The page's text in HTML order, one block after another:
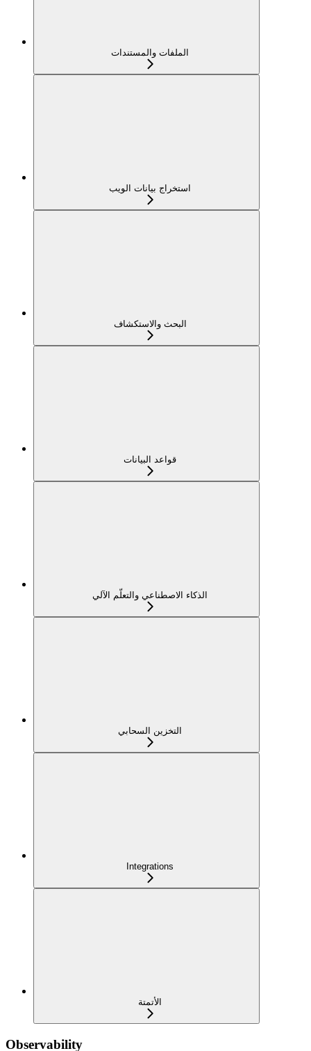
الملفات والمستندات
استخراج بيانات الويب
البحث والاستكشاف
قواعد البيانات
الذكاء الاصطناعي والتعلّم الآلي
التخزين السحابي
Integrations
الأتمتة
Observability